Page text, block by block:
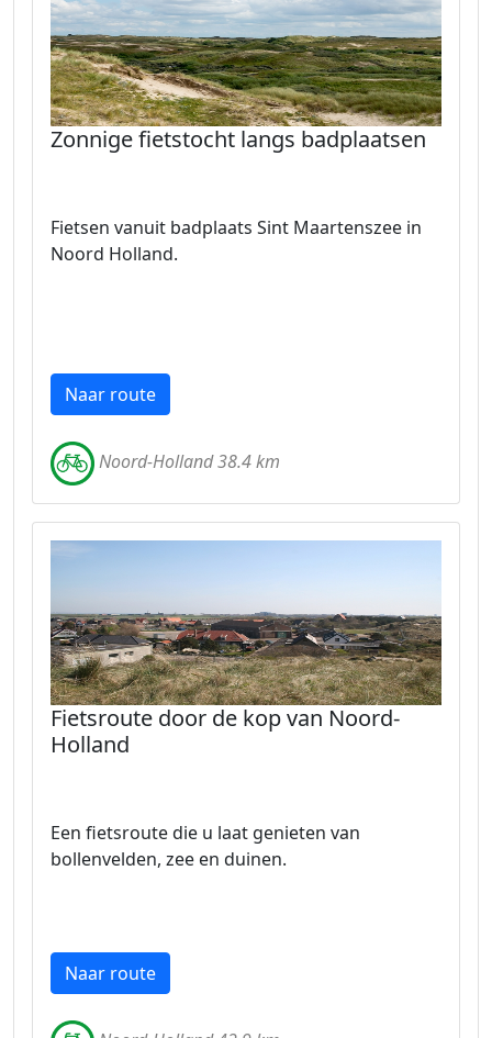
Zonnige fietstocht langs badplaatsen
Fietsen vanuit badplaats Sint Maartenszee in
Noord Holland.
Naar route
Noord-Holland 38.4 km
Fietsroute door de kop van Noord-
Holland
Een fietsroute die u laat genieten van
bollenvelden, zee en duinen.
Naar route